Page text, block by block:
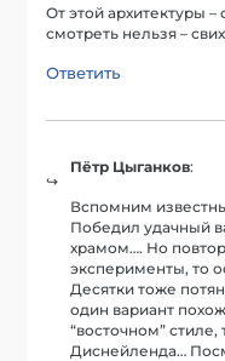
От этой архитектуры
смотреть нельзя –
Ответить
Пётр Цыганков:
Вспомним
Победил удачный
храмом…. Но
эксперименты, то
Десятки тоже
один вариант
“восточном”
Диснейленда…